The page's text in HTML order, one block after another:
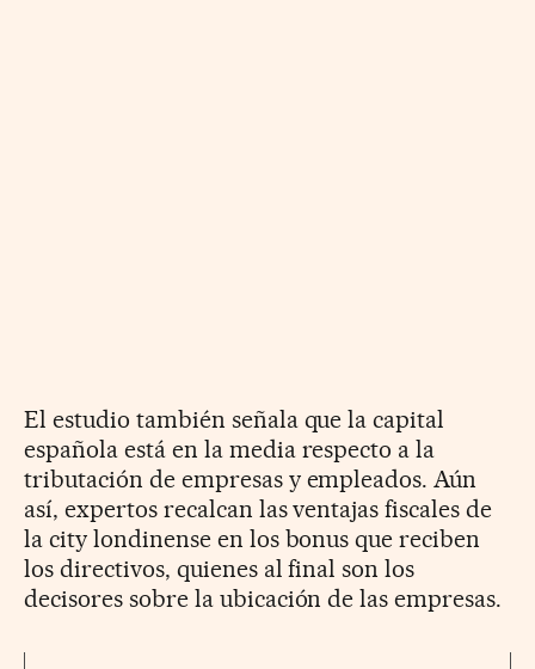
El estudio también señala que la capital
española está en la media respecto a la
tributación de empresas y empleados. Aún
así, expertos recalcan las ventajas fiscales de
la city londinense en los bonus que reciben
los directivos, quienes al final son los
decisores sobre la ubicación de las empresas.